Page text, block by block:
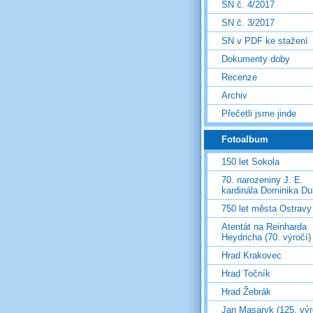
SN č. 4/2017
SN č. 3/2017
SN v PDF ke stažení
Dokumenty doby
Recenze
Archiv
Přečetli jsme jinde
Fotoalbum
150 let Sokola
70. narozeniny J. E.
kardinála Dominika
750 let města Ostravy
Atentát na Reinharda
Heydricha (70. výročí)
Hrad Krakovec
Hrad Točník
Hrad Žebrák
Jan Masaryk (125.